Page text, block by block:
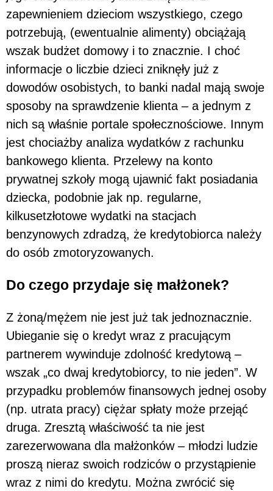
zapewnieniem dzieciom wszystkiego, czego
potrzebują, (ewentualnie alimenty) obciążają
wszak budżet domowy i to znacznie. I choć
informacje o liczbie dzieci zniknęły już z
dowodów osobistych, to banki nadal mają swoje
sposoby na sprawdzenie klienta – a jednym z
nich są właśnie portale społecznościowe. Innym
jest chociażby analiza wydatków z rachunku
bankowego klienta. Przelewy na konto
prywatnej szkoły mogą ujawnić fakt posiadania
dziecka, podobnie jak np. regularne,
kilkusetzłotowe wydatki na stacjach
benzynowych zdradzą, że kredytobiorca należy
do osób zmotoryzowanych.
Do czego przydaje się małżonek?
Z żoną/mężem nie jest już tak jednoznacznie.
Ubieganie się o kredyt wraz z pracującym
partnerem wywinduje zdolność kredytową –
wszak „co dwaj kredytobiorcy, to nie jeden”. W
przypadku problemów finansowych jednej osoby
(np. utrata pracy) ciężar spłaty może przejąć
druga. Zresztą właściwość ta nie jest
zarezerwowana dla małżonków – młodzi ludzie
proszą nieraz swoich rodziców o przystąpienie
wraz z nimi do kredytu. Można zwrócić się